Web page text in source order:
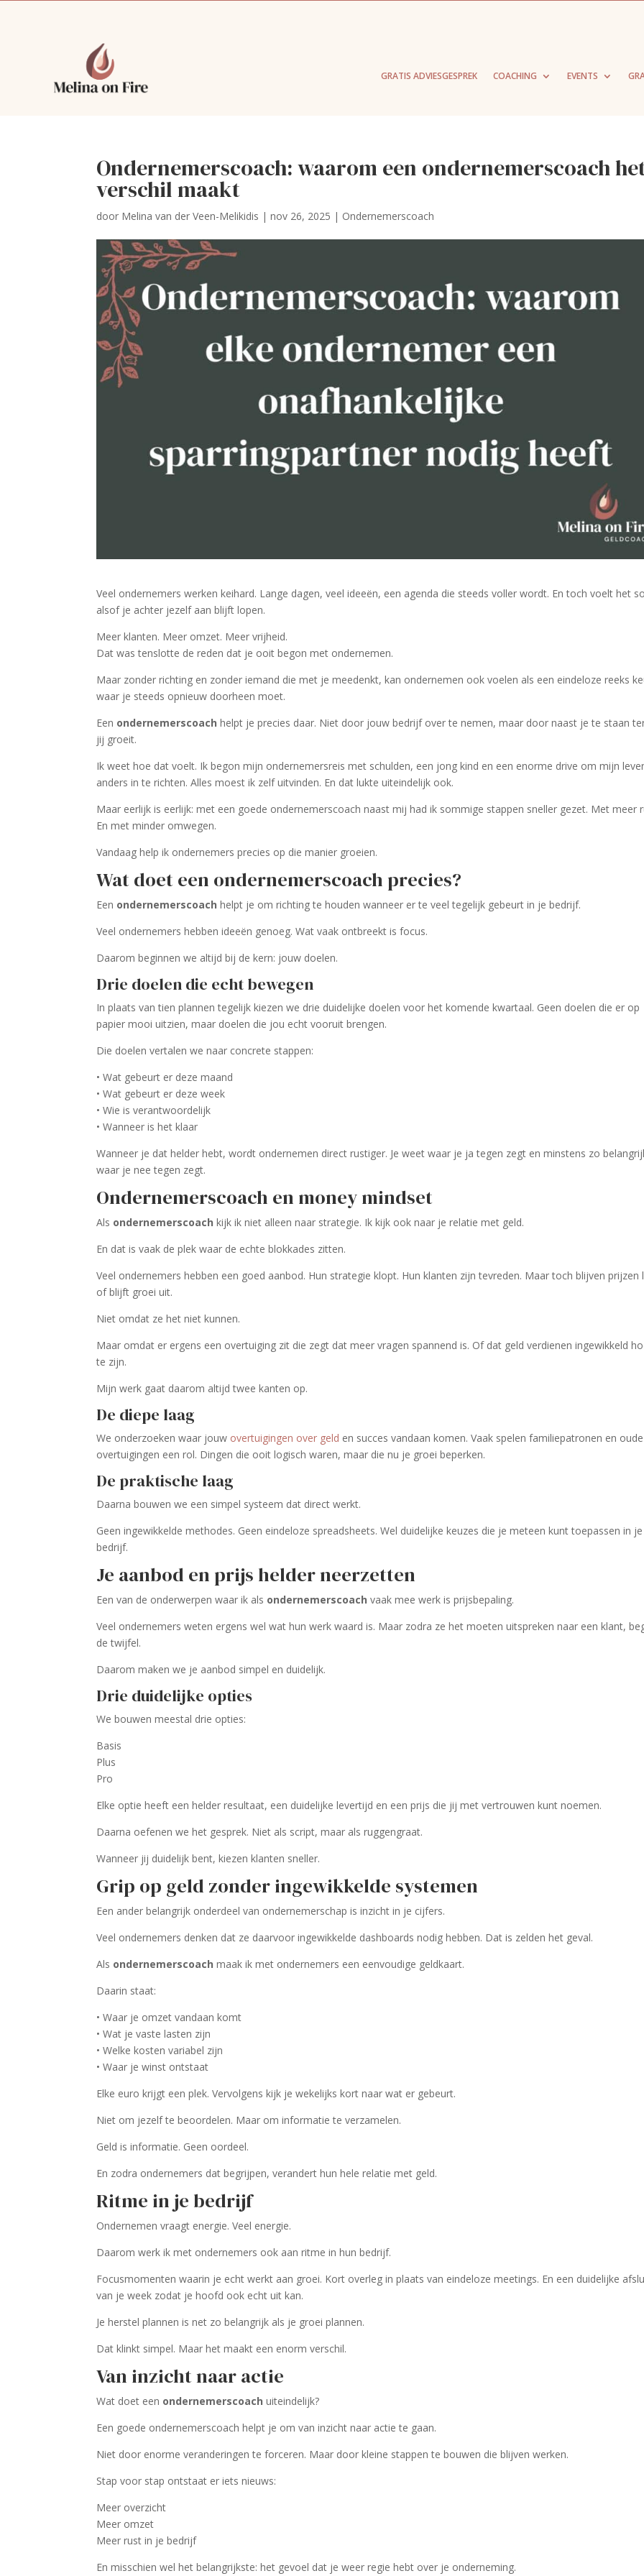
GRATIS ADVIESGESPREK COACHING EVENTS
Ondernemerscoach: waarom een ondernemerscoach
verschil maakt
door Melina van der Veen-Melikidis |nov 26, 2025 | Ondernemerscoach
Veel ondernemers werken keihard. Lange dagen, veel ideeën, een agenda die steeds voller wordt. En toch voelt het
alsof je achter jezelf aan blijft lopen.
Meer klanten. Meer omzet. Meer vrijheid.
Dat was tenslotte de reden dat je ooit begon met ondernemen.
Maar zonder richting en zonder iemand die met je meedenkt, kan ondernemen ook voelen als een eindeloze reeks
waar je steeds opnieuw doorheen moet.
Een ondernemerscoach helpt je precies daar. Niet door jouw bedrijf over te nemen, maar door naast je te staan
jij groeit.
Ik weet hoe dat voelt. Ik begon mijn ondernemersreis met schulden, een jong kind en een enorme drive om mijn
anders in te richten. Alles moest ik zelf uitvinden. En dat lukte uiteindelijk ook.
Maar eerlijk is eerlijk: met een goede ondernemerscoach naast mij had ik sommige stappen sneller gezet. Met meer
En met minder omwegen.
Vandaag help ik ondernemers precies op die manier groeien.
Wat doet een ondernemerscoach precies?
Een ondernemerscoach helpt je om richting te houden wanneer er te veel tegelijk gebeurt in je bedrijf.
Veel ondernemers hebben ideeën genoeg. Wat vaak ontbreekt is focus.
Daarom beginnen we altijd bij de kern: jouw doelen.
Drie doelen die echt bewegen
In plaats van tien plannen tegelijk kiezen we drie duidelijke doelen voor het komende kwartaal. Geen doelen die er op
papier mooi uitzien, maar doelen die jou echt vooruit brengen.
Die doelen vertalen we naar concrete stappen:
• Wat gebeurt er deze maand
• Wat gebeurt er deze week
• Wie is verantwoordelijk
• Wanneer is het klaar
Wanneer je dat helder hebt, wordt ondernemen direct rustiger. Je weet waar je ja tegen zegt en minstens zo
waar je nee tegen zegt.
Ondernemerscoach en money mindset
Als ondernemerscoach kijk ik niet alleen naar strategie. Ik kijk ook naar je relatie met geld.
En dat is vaak de plek waar de echte blokkades zitten.
Veel ondernemers hebben een goed aanbod. Hun strategie klopt. Hun klanten zijn tevreden. Maar toch blijven prijzen
of blijft groei uit.
Niet omdat ze het niet kunnen.
Maar omdat er ergens een overtuiging zit die zegt dat meer vragen spannend is. Of dat geld verdienen ingewikkeld
te zijn.
Mijn werk gaat daarom altijd twee kanten op.
De diepe laag
We onderzoeken waar jouw overtuigingen over geld en succes vandaan komen. Vaak spelen familiepatronen en oude
overtuigingen een rol. Dingen die ooit logisch waren, maar die nu je groei beperken.
De praktische laag
Daarna bouwen we een simpel systeem dat direct werkt.
Geen ingewikkelde methodes. Geen eindeloze spreadsheets. Wel duidelijke keuzes die je meteen kunt toepassen in je
bedrijf.
Je aanbod en prijs helder neerzetten
Een van de onderwerpen waar ik als ondernemerscoach vaak mee werk is prijsbepaling.
Veel ondernemers weten ergens wel wat hun werk waard is. Maar zodra ze het moeten uitspreken naar een klant,
de twijfel.
Daarom maken we je aanbod simpel en duidelijk.
Drie duidelijke opties
We bouwen meestal drie opties:
Basis
Plus
Pro
Elke optie heeft een helder resultaat, een duidelijke levertijd en een prijs die jij met vertrouwen kunt noemen.
Daarna oefenen we het gesprek. Niet als script, maar als ruggengraat.
Wanneer jij duidelijk bent, kiezen klanten sneller.
Grip op geld zonder ingewikkelde systemen
Een ander belangrijk onderdeel van ondernemerschap is inzicht in je cijfers.
Veel ondernemers denken dat ze daarvoor ingewikkelde dashboards nodig hebben. Dat is zelden het geval.
Als ondernemerscoach maak ik met ondernemers een eenvoudige geldkaart.
Daarin staat:
• Waar je omzet vandaan komt
• Wat je vaste lasten zijn
• Welke kosten variabel zijn
• Waar je winst ontstaat
Elke euro krijgt een plek. Vervolgens kijk je wekelijks kort naar wat er gebeurt.
Niet om jezelf te beoordelen. Maar om informatie te verzamelen.
Geld is informatie. Geen oordeel.
En zodra ondernemers dat begrijpen, verandert hun hele relatie met geld.
Ritme in je bedrijf
Ondernemen vraagt energie. Veel energie.
Daarom werk ik met ondernemers ook aan ritme in hun bedrijf.
Focusmomenten waarin je echt werkt aan groei. Kort overleg in plaats van eindeloze meetings. En een duidelijke
van je week zodat je hoofd ook echt uit kan.
Je herstel plannen is net zo belangrijk als je groei plannen.
Dat klinkt simpel. Maar het maakt een enorm verschil.
Van inzicht naar actie
Wat doet een ondernemerscoach uiteindelijk?
Een goede ondernemerscoach helpt je om van inzicht naar actie te gaan.
Niet door enorme veranderingen te forceren. Maar door kleine stappen te bouwen die blijven werken.
Stap voor stap ontstaat er iets nieuws:
Meer overzicht
Meer omzet
Meer rust in je bedrijf
En misschien wel het belangrijkste: het gevoel dat je weer regie hebt over je onderneming.